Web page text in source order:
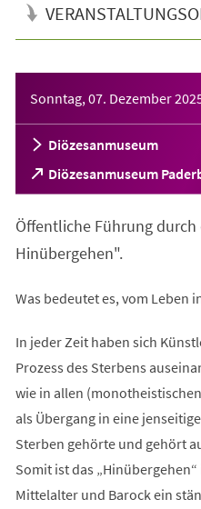
Sonntag, 07. Dezember
Diözesanmuseum
Diözesanmuseum
(Öffnet
in
neuen
Tab)
Öffentliche Führung
Hinübergehen".
Was bedeutet es, vom Leben
In jeder Zeit haben sich
Prozess des Sterbens
wie in allen
als Übergang in eine
Sterben gehörte und gehört
Somit ist das
Mittelalter und Barock ein